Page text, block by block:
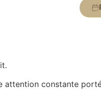
attention constante